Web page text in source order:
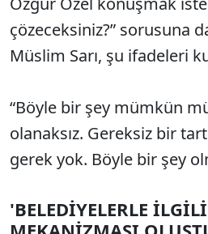
çözeceksiniz?” sorusuna
Müslim Sarı, şu ifadeleri
“Böyle bir şey mümkün
olanaksız. Gereksiz bir
gerek yok. Böyle bir şey
'BELEDİYELERLE